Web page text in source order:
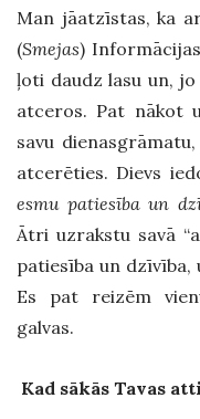
Man jāatzīstas, ka
(Smejas)
ļoti daudz lasu un,
atceros. Pat nākot
savu
atcerēties. Dievs
esmu patiesība un
Ātri uzrakstu savā
patiesība un
Es pat reizēm
galvas.
Kad sākās Tavas